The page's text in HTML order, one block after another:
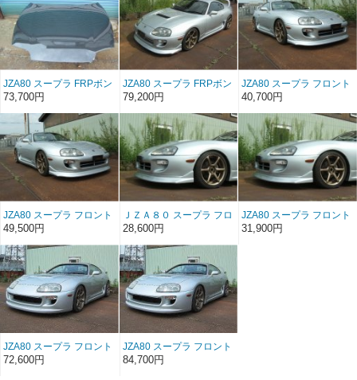
JZA80 スープラ FRPボン
ネットType1（前/後期）
73,700円
JZA80 スープラ FRPボン
ネットType2（前/後期）
79,200円
JZA80 スープラ フロント
リップスポイラー ・アン
ダーパネルSET・
FRP（前/後期）
40,700円
JZA80 スープラ フロント
リップスポイラー・アン
FRP（前/後期）
49,500円
ＪＺＡ８０ スープラ フロ
ントリップスポイラー
28,600円
JZA80 スープラ フロント
リップスポイラー ソフト
31,900円
JZA80 スープラ フロント
バンパースポイラー
72,600円
JZA80 スープラ フロント
バンパースポイラー ソフ
84,700円